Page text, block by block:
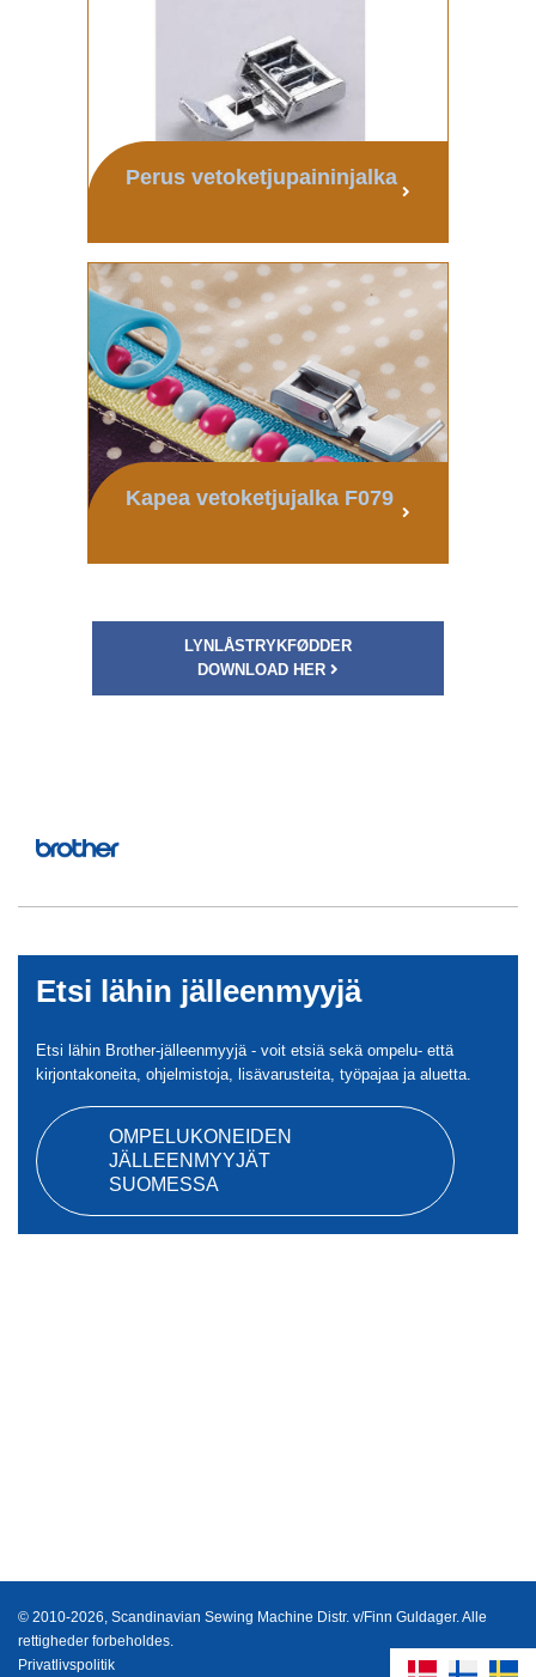
Perus vetoketjupaininjalka
Kapea vetoketjujalka F079
LYNLÅSTRYKFØDDER
DOWNLOAD HER
Etsi lähin jälleenmyyjä
Etsi lähin Brother-jälleenmyyjä - voit etsiä sekä ompelu- että
kirjontakoneita, ohjelmistoja, lisävarusteita, työpajaa ja aluetta.
OMPELUKONEIDEN
JÄLLEENMYYJÄT
SUOMESSA
© 2010-2026, Scandinavian Sewing Machine Distr. v/Finn Guldager. Alle
rettigheder forbeholdes.
Privatlivspolitik